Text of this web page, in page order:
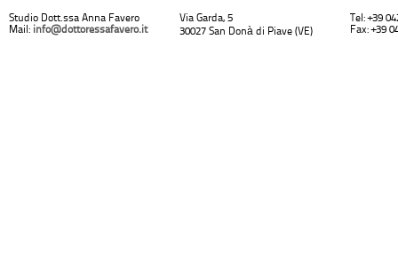
Studio Dott.ssa Anna Favero
Mail: info@dottoressafavero.it
Via Garda, 5
30027 San Donà di Piave (VE)
Tel: +39
Fax: +39